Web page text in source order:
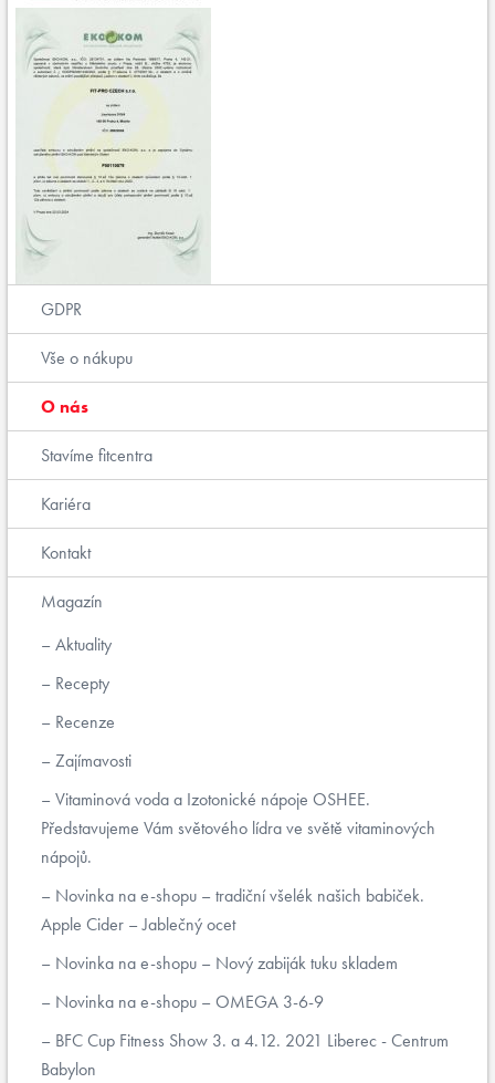
GDPR
Vše o nákupu
O nás
Stavíme fitcentra
Kariéra
Kontakt
Magazín
Aktuality
Recepty
Recenze
Zajímavosti
Vitaminová voda a Izotonické nápoje OSHEE.
Představujeme Vám světového lídra ve světě vitaminových
nápojů.
Novinka na e-shopu – tradiční všelék našich babiček.
Apple Cider – Jablečný ocet
Novinka na e-shopu – Nový zabiják tuku skladem
Novinka na e-shopu – OMEGA 3-6-9
BFC Cup Fitness Show 3. a 4.12. 2021 Liberec - Centrum
Babylon